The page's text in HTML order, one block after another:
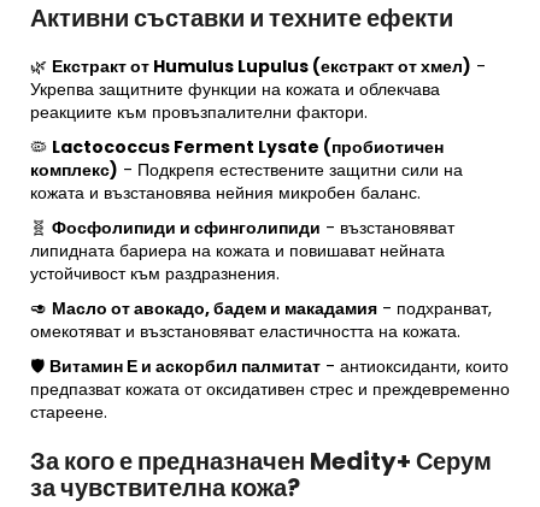
Активни съставки и техните ефекти
🌿 Екстракт от Humulus Lupulus (екстракт от хмел) -
Укрепва защитните функции на кожата и облекчава
реакциите към провъзпалителни фактори.
🦠 Lactococcus Ferment Lysate (пробиотичен
комплекс) - Подкрепя естествените защитни сили на
кожата и възстановява нейния микробен баланс.
🧬 Фосфолипиди и сфинголипиди - възстановяват
липидната бариера на кожата и повишават нейната
устойчивост към раздразнения.
🥑 Масло от авокадо, бадем и макадамия - подхранват,
омекотяват и възстановяват еластичността на кожата.
🛡 Витамин Е и аскорбил палмитат - антиоксиданти, които
предпазват кожата от оксидативен стрес и преждевременно
стареене.
За кого е предназначен Medity+ Серум
за чувствителна кожа?